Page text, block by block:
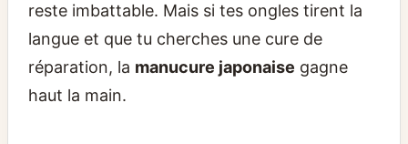
reste imbattable. Mais si tes ongles tirent la
langue et que tu cherches une cure de
réparation, la manucure japonaise gagne
haut la main.